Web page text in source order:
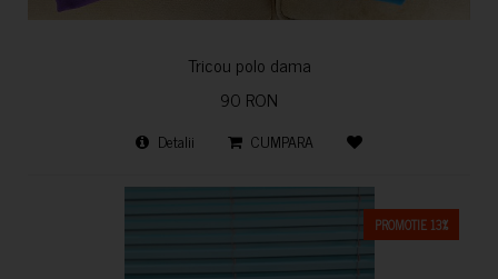
Tricou polo dama
90 RON
Detalii CUMPARA
PROMOTIE 13%